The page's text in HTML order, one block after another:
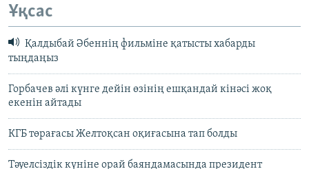
Ұқсас
Қалдыбай Әбеннің фильміне қатысты хабарды
тыңдаңыз
Горбачев әлі күнге дейін өзінің ешқандай кінәсі жоқ
екенін айтады
КГБ төрағасы Желтоқсан оқиғасына тап болды
Тәуелсіздік күніне орай баяндамасында президент